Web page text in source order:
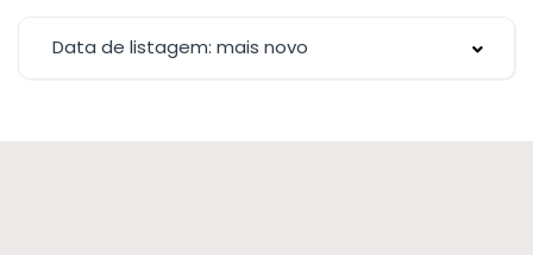
Data de listagem: mais novo